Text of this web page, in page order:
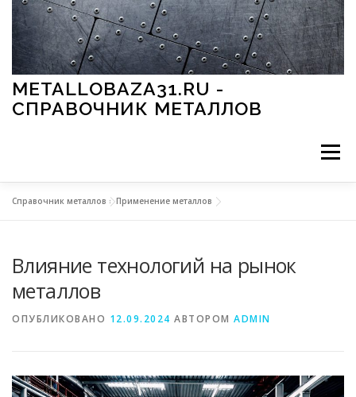
Перейти к содержимому
METALLOBAZA31.RU -
СПРАВОЧНИК МЕТАЛЛОВ
Меню
МЕТАЛЛЫ И ОКРУЖАЮЩАЯ СРЕДА
СВОЙСТВА МЕТАЛЛОВ СОРТА МЕТАЛЛОВ
Справочник металлов »Применение металлов
Влияние технологий на рынок
металлов
ОПУБЛИКОВАНО 12.09.2024 АВТОРОМ ADMIN